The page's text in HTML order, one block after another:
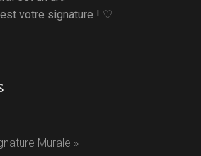
votre signature ! ♡
Murale »